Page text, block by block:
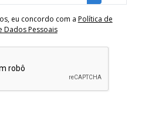
eu concordo com a Política de
Dados Pessoais